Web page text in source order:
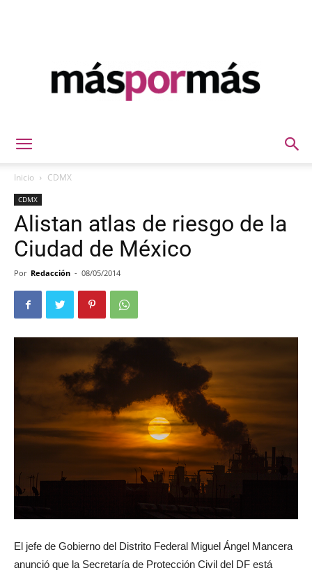
Inicio CDMX
CDMX
Alistan atlas de riesgo de la
Ciudad de México
Por Redacción - 08/05/2014
El jefe de Gobierno del Distrito Federal Miguel Ángel Mancera
anunció que la Secretaría de Protección Civil del DF está